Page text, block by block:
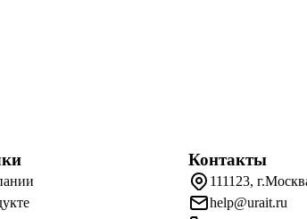
Контакты
111123,
help@urait.ru